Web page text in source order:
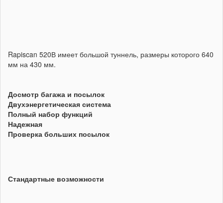
Rapiscan 520В имеет большой туннель, размеры которого 640
мм на 430 мм.
Досмотр багажа и посылок
Двухэнергетическая система
Полный набор функций
Надежная
Проверка больших посылок
Стандартные возможности